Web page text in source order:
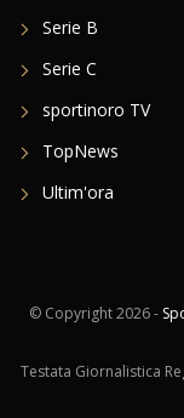
Serie B
Serie C
sportinoro TV
TopNews
Ultim'ora
© Copyright2026 -
Testata Giornalistica